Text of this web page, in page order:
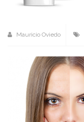
Mauricio Oviedo